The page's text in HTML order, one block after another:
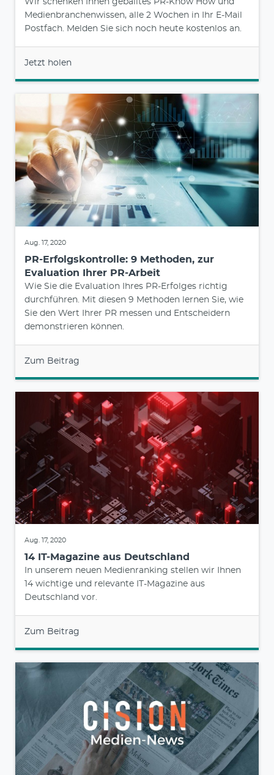
Medienbranchenwissen, alle 2 Wochen in Ihr E-Mail
Postfach. Melden Sie sich noch heute kostenlos an.
Jetzt holen
Aug. 17, 2020
PR-Erfolgskontrolle: 9 Methoden, zur
Evaluation Ihrer PR-Arbeit
Wie Sie die Evaluation Ihres PR-Erfolges richtig
durchführen. Mit diesen 9 Methoden lernen Sie, wie
Sie den Wert Ihrer PR messen und Entscheidern
demonstrieren können.
Zum Beitrag
Aug. 17, 2020
14 IT-Magazine aus Deutschland
In unserem neuen Medienranking stellen wir Ihnen
14 wichtige und relevante IT-Magazine aus
Deutschland vor.
Zum Beitrag